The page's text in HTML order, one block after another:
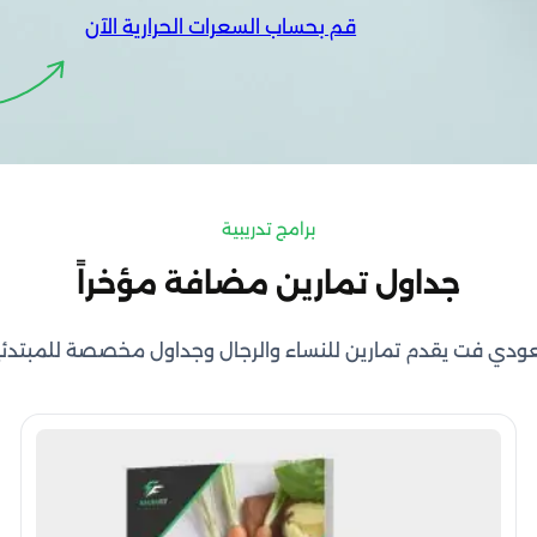
قم بحساب السعرات الحرارية الآن
برامج تدريبية
جداول تمارين مضافة مؤخراً
فت يقدم تمارين للنساء والرجال وجداول مخصصة